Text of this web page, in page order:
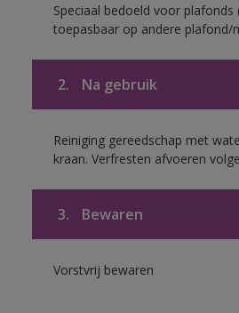
Speciaal bedoeld voor
toepasbaar op andere plafond/
2. Na gebruik
Reiniging gereedschap met
kraan. Verfresten afvoeren
3. Bewaren
Vorstvrij bewaren